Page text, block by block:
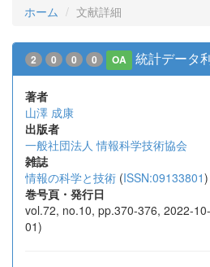
ホーム 文献詳細
2 0 0 0 OA 統計データ
著者
山澤 成康
出版者
一般社団法人 情報科学技術協会
雑誌
情報の科学と技術 (ISSN:09133801)
巻号頁・発行日
vol.72, no.10, pp.370-376, 2022-
01)